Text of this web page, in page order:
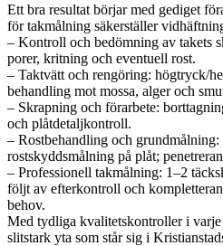
Ett bra resultat börjar med gediget
för takmålning säkerställer
– Kontroll och bedömning av takets
porer, kritning och eventuell rost.
– Taktvätt och rengöring: högtryck/
behandling mot mossa, alger och
– Skrapning och förarbete:
och plåtdetaljkontroll.
– Rostbehandling och
rostskyddsmålning på plåt;
– Professionell takmålning: 1–2
följt av efterkontroll och
behov.
Med tydliga kvalitetskontroller i
slitstark yta som står sig i